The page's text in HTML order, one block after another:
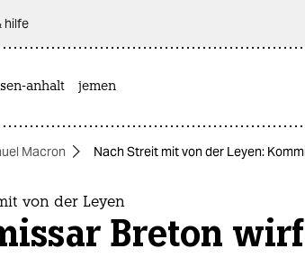
hilfe
anhalt jemen
Macron Nach Streit mit von der Leyen:
von der Leyen
Breton